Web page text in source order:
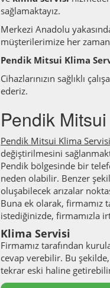
sağlamaktayız.
Merkezi Anadolu
müşterilerimize her
Pendik Mitsui Klima
Cihazlarınızın sağlıklı
ederiz.
Pendik
Pendik Mitsui Klima Servisi
değiştirilmesini
Pendik bölgesinde bir
neden olabilir. Benzer
oluşabilecek arızalar
Buna ek olarak, firmamız
istediğinizde, firmamızla
Klima Servisi
Firmamız tarafından
cevap verebilir. Bu
tekrar eski haline